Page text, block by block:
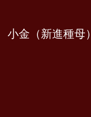
小金（新進種母）